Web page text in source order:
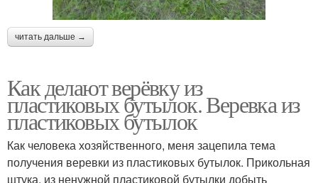
читать дальше →
Как делают верёвку из
пластиковых бутылок. Веревка из
пластиковых бутылок
Как человека хозяйственного, меня зацепила тема
получения веревки из пластиковых бутылок. Прикольная
штука, из ненужной пластиковой бутылки добыть